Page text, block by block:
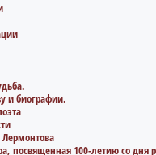
и биографии.
посвященная 100-летию со